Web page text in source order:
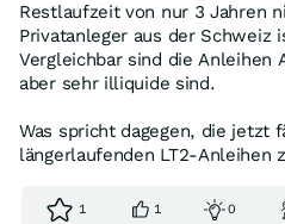
Restlaufzeit von nur 3 Jahren
Privatanleger aus der Schweiz
Vergleichbar sind die Anleihen
aber sehr illiquide sind.
Was spricht dagegen, die jetzt
längerlaufenden LT2-Anleihen
1 1 0